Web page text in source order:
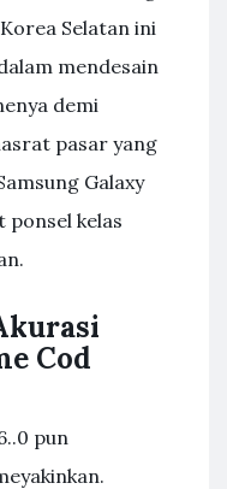
Selatan ini
mendesain
demi
pasar yang
Galaxy
ponsel kelas
Cod
pun